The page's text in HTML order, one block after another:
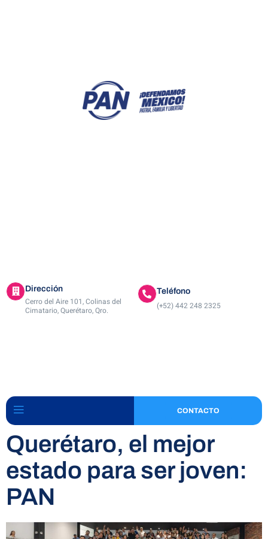
Dirección
Cerro del Aire 101, Colinas del
Cimatario, Querétaro, Qro.
Teléfono
(+52) 442 248 2325
CONTACTO
Querétaro, el mejor
estado para ser joven:
PAN